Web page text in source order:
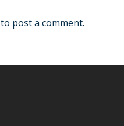
to post a comment.